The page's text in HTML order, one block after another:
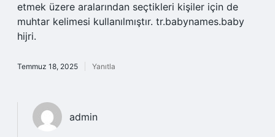
etmek üzere aralarından seçtikleri kişiler için de
muhtar kelimesi kullanılmıştır. tr.babynames.baby
hijri.
Temmuz 18, 2025 Yanıtla
admin